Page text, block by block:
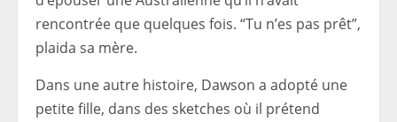
rencontrée que quelques fois. “Tu n’es pas prêt”,
plaida sa mère.
Dans une autre histoire, Dawson a adopté une
petite fille, dans des sketches où il prétend